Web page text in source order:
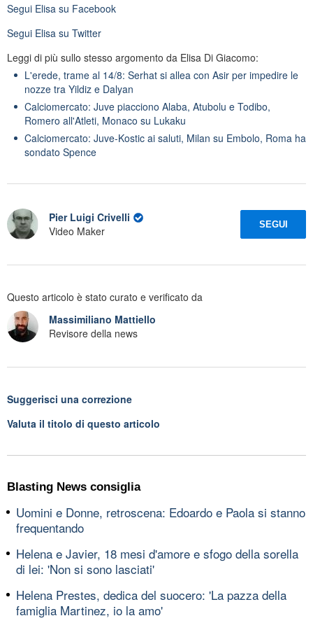
Segui Elisa su Facebook
Segui Elisa su Twitter
Leggi di più sullo stesso argomento da Elisa Di Giacomo:
L'erede, trame al 14/8: Serhat si allea con Asir per impedire le
nozze tra Yildiz e Dalyan
Calciomercato: Juve piacciono Alaba, Atubolu e Todibo,
Romero all'Atleti, Monaco su Lukaku
Calciomercato: Juve-Kostic ai saluti, Milan su Embolo, Roma ha
sondato Spence
Pier Luigi Crivelli
Video Maker
SEGUI
Questo articolo è stato curato e verificato da
Massimiliano Mattiello
Revisore della news
Suggerisci una correzione
Valuta il titolo di questo articolo
Blasting News consiglia
Uomini e Donne, retroscena: Edoardo e Paola si stanno
frequentando
Helena e Javier, 18 mesi d'amore e sfogo della sorella
di lei: 'Non si sono lasciati'
Helena Prestes, dedica del suocero: 'La pazza della
famiglia Martinez, io la amo'